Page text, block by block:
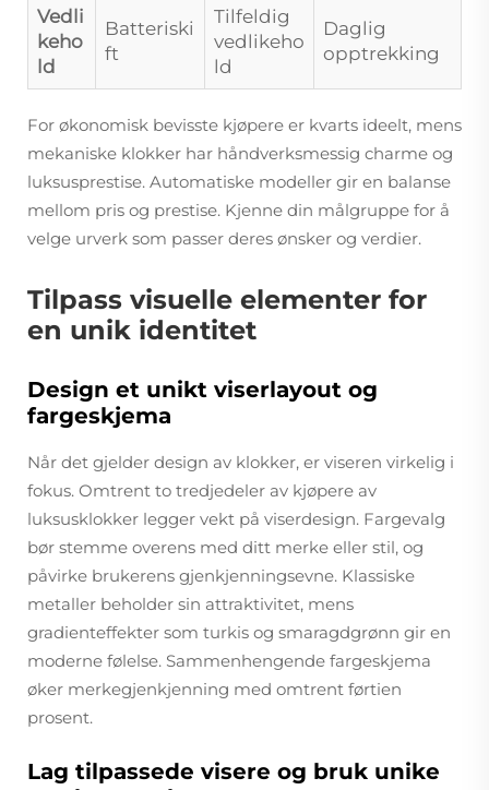
Vedli
keho
ld
Batteriski
ft
Tilfeldig
vedlikeho
ld
Daglig
opptrekking
For økonomisk bevisste kjøpere er kvarts ideelt, mens
mekaniske klokker har håndverksmessig charme og
luksusprestise. Automatiske modeller gir en balanse
mellom pris og prestise. Kjenne din målgruppe for å
velge urverk som passer deres ønsker og verdier.
Tilpass visuelle elementer for
en unik identitet
Design et unikt viserlayout og
fargeskjema
Når det gjelder design av klokker, er viseren virkelig i
fokus. Omtrent to tredjedeler av kjøpere av
luksusklokker legger vekt på viserdesign. Fargevalg
bør stemme overens med ditt merke eller stil, og
påvirke brukerens gjenkjenningsevne. Klassiske
metaller beholder sin attraktivitet, mens
gradienteffekter som turkis og smaragdgrønn gir en
moderne følelse. Sammenhengende fargeskjema
øker merkegjenkjenning med omtrent førtien
prosent.
Lag tilpassede visere og bruk unike